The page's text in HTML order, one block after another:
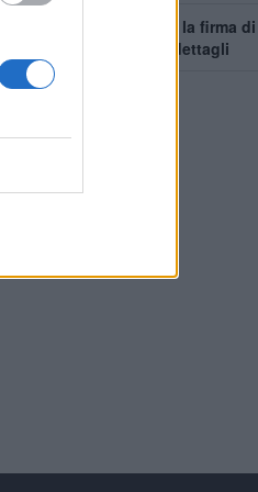
Manchester United, c'è la firma
Swansea: annuncio e dettagli